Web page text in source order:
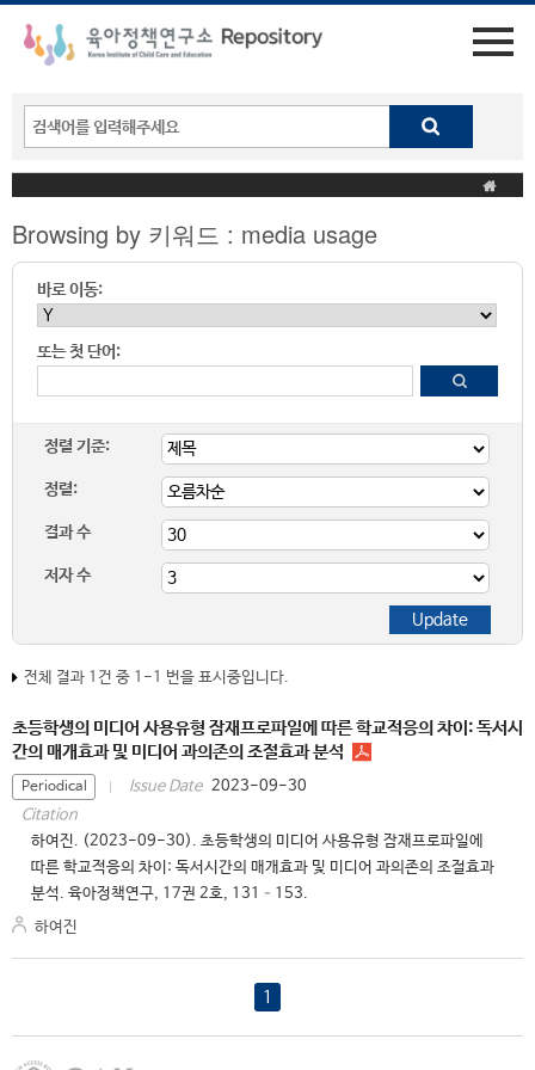
Browsing by 키워드 : media usage
바로 이동:
또는 첫 단어:
정렬 기준:
정렬:
결과 수
저자 수
전체 결과 1건 중 1-1 번을 표시중입니다.
초등학생의 미디어 사용유형 잠재프로파일에 따른 학교적응의 차이: 독서시
간의 매개효과 및 미디어 과의존의 조절효과 분석
Periodical Issue Date 2023-09-30
Citation
하여진. (2023-09-30). 초등학생의 미디어 사용유형 잠재프로파일에
따른 학교적응의 차이: 독서시간의 매개효과 및 미디어 과의존의 조절효과
분석. 육아정책연구, 17권 2호, 131–153.
하여진
1